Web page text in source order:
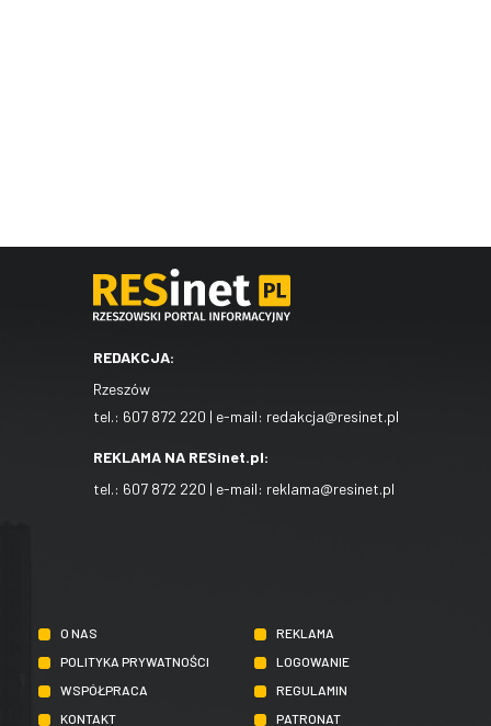
REDAKCJA:
Rzeszów
tel.: 607 872 220 | e-mail: redakcja@resinet.pl
REKLAMA NA RESinet.pl:
tel.: 607 872 220 | e-mail: reklama@resinet.pl
O NAS
REKLAMA
POLITYKA PRYWATNOŚCI
LOGOWANIE
WSPÓŁPRACA
REGULAMIN
KONTAKT
PATRONAT